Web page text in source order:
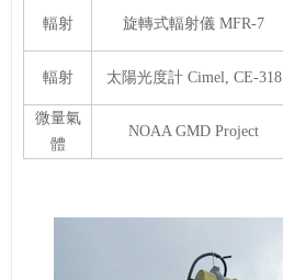
輻射 旋轉式輻射儀 MFR-7
輻射 太陽光度計 Cimel, CE-318
微量氣
體
NOAA GMD Project